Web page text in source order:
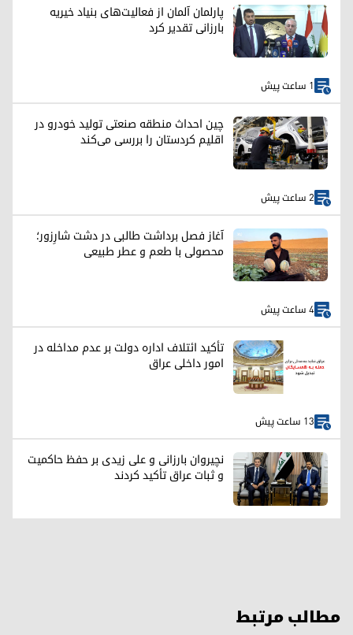
پارلمان آلمان از فعالیت‌های بنیاد خیریه
بارزانی تقدیر کرد
1 ساعت پیش
چین احداث منطقه صنعتی تولید خودرو در
اقلیم کردستان را بررسی می‌کند
2 ساعت پیش
آغاز فصل برداشت طالبی در دشت شارِزور؛
محصولی با طعم و عطر طبیعی
4 ساعت پیش
تأکید ائتلاف اداره دولت بر عدم مداخله در
امور داخلی عراق
13 ساعت پیش
نچیروان بارزانی و علی زیدی بر حفظ حاکمیت
و ثبات عراق تأکید کردند
مطالب مرتبط